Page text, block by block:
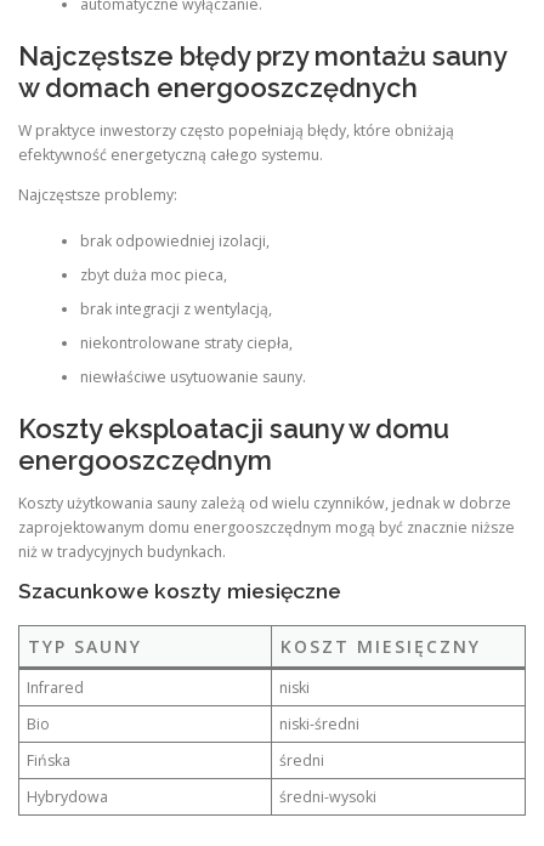
automatyczne wyłączanie.
Najczęstsze błędy przy montażu sauny
w domach energooszczędnych
W praktyce inwestorzy często popełniają błędy, które obniżają
efektywność energetyczną całego systemu.
Najczęstsze problemy:
brak odpowiedniej izolacji,
zbyt duża moc pieca,
brak integracji z wentylacją,
niekontrolowane straty ciepła,
niewłaściwe usytuowanie sauny.
Koszty eksploatacji sauny w domu
energooszczędnym
Koszty użytkowania sauny zależą od wielu czynników, jednak w dobrze
zaprojektowanym domu energooszczędnym mogą być znacznie niższe
niż w tradycyjnych budynkach.
Szacunkowe koszty miesięczne
TYP SAUNY KOSZT MIESIĘCZNY
Infrared
niski
Bio
niski-średni
Fińska
średni
Hybrydowa
średni-wysoki